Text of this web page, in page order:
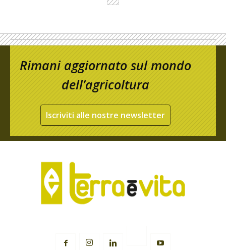
Rimani aggiornato sul mondo
dell’agricoltura
Iscriviti alle nostre newsletter